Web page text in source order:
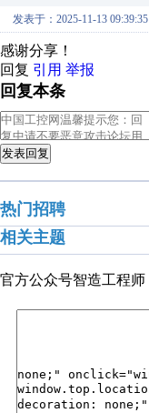
发表于：2025-11-13 09:39:35
感谢分享！
回复 引用 举报
回复本条
发表回复
热门招聘
相关主题
官方公众号智造工程师